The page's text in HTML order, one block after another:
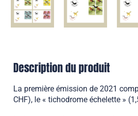
Description du produit
La première émission de 2021
CHF), le « tichodrome échelette »